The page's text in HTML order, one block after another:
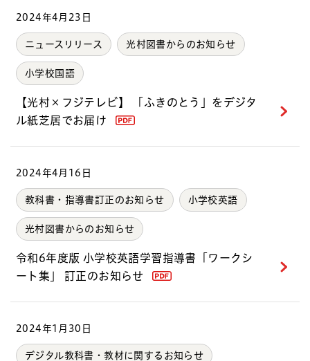
2024年4月23日
ニュースリリース 光村図書からのお知らせ
小学校国語
【光村×フジテレビ】 「ふきのとう」をデジタ
ル紙芝居でお届け
2024年4月16日
教科書・指導書訂正のお知らせ 小学校英語
光村図書からのお知らせ
令和6年度版 小学校英語学習指導書「ワークシ
ート集」 訂正のお知らせ
2024年1月30日
デジタル教科書・教材に関するお知らせ